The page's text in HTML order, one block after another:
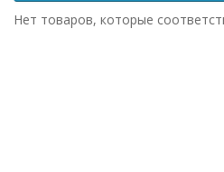
Нет товаров, которые